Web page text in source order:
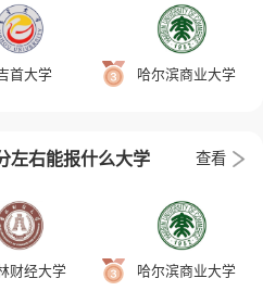
首大学 哈尔滨商业大学
左右能报什么大学 查看
财经大学 哈尔滨商业大学